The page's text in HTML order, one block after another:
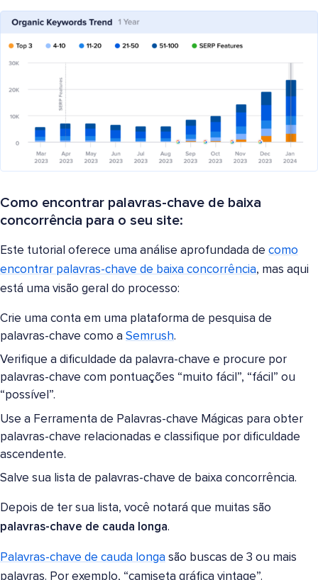
Como encontrar palavras-chave de baixa
concorrência para o seu site:
Este tutorial oferece uma análise aprofundada de como
encontrar palavras-chave de baixa concorrência, mas aqui
está uma visão geral do processo:
Crie uma conta em uma plataforma de pesquisa de
palavras-chave como a Semrush.
Verifique a dificuldade da palavra-chave e procure por
palavras-chave com pontuações “muito fácil”, “fácil” ou
“possível”.
Use a Ferramenta de Palavras-chave Mágicas para obter
palavras-chave relacionadas e classifique por dificuldade
ascendente.
Salve sua lista de palavras-chave de baixa concorrência.
Depois de ter sua lista, você notará que muitas são
palavras-chave de cauda longa.
Palavras-chave de cauda longa são buscas de 3 ou mais
palavras. Por exemplo, “camiseta gráfica vintage”.